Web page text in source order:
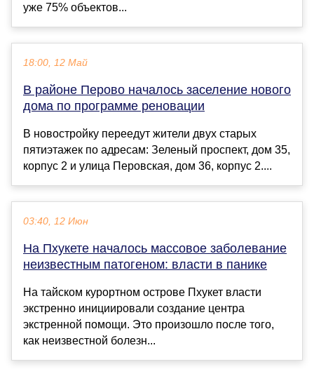
уже 75% объектов...
18:00, 12 Май
В районе Перово началось заселение нового
дома по программе реновации
В новостройку переедут жители двух старых
пятиэтажек по адресам: Зеленый проспект, дом 35,
корпус 2 и улица Перовская, дом 36, корпус 2....
03:40, 12 Июн
На Пхукете началось массовое заболевание
неизвестным патогеном: власти в панике
На тайском курортном острове Пхукет власти
экстренно инициировали создание центра
экстренной помощи. Это произошло после того,
как неизвестной болезн...